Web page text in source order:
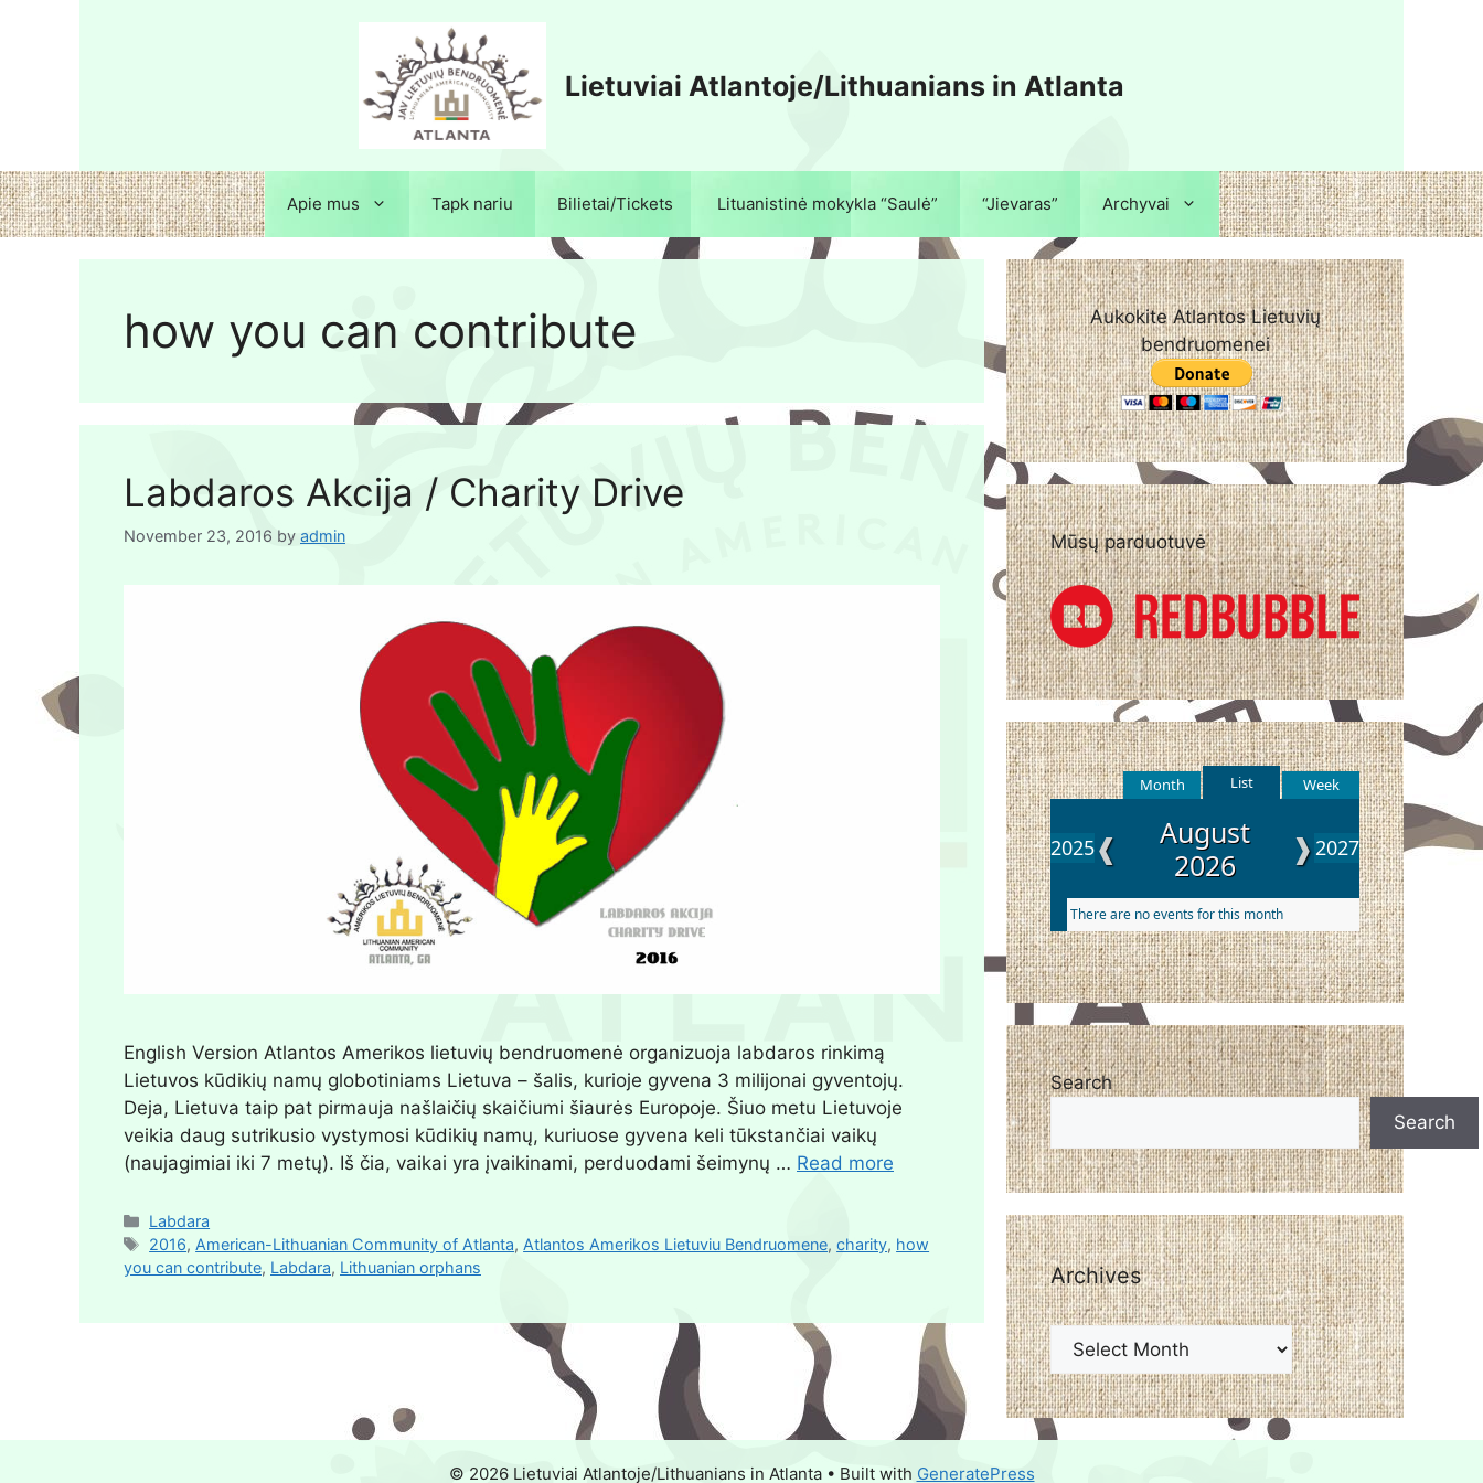
Lietuviai Atlantoje/Lithuanians in Atlanta
Apie mus Tapk nariu Bilietai/Tickets Lituanistinė mokykla “Saulė” “Jievaras” Archyvai
how you can contribute
Labdaros Akcija / Charity Drive
November 23, 2016 by admin
English Version Atlantos Amerikos lietuvių bendruomenė organizuoja labdaros rinkimą
Lietuvos kūdikių namų globotiniams Lietuva – šalis, kurioje gyvena 3 milijonai gyventojų.
Deja, Lietuva taip pat pirmauja našlaičių skaičiumi šiaurės Europoje. Šiuo metu Lietuvoje
veikia daug sutrikusio vystymosi kūdikių namų, kuriuose gyvena keli tūkstančiai vaikų
(naujagimiai iki 7 metų). Iš čia, vaikai yra įvaikinami, perduodami šeimynų … Read more
Labdara
2016, American-Lithuanian Community of Atlanta, Atlantos Amerikos Lietuviu Bendruomene,charity, how
you can contribute, Labdara, Lithuanian orphans
Aukokite Atlantos Lietuvių
bendruomenei
Mūsų parduotuvė
Week
List
Month
2025❰
August
2026
❱2027
There are no events for this month
Search
Search
Archives
© 2026 Lietuviai Atlantoje/Lithuanians in Atlanta• Built with GeneratePress